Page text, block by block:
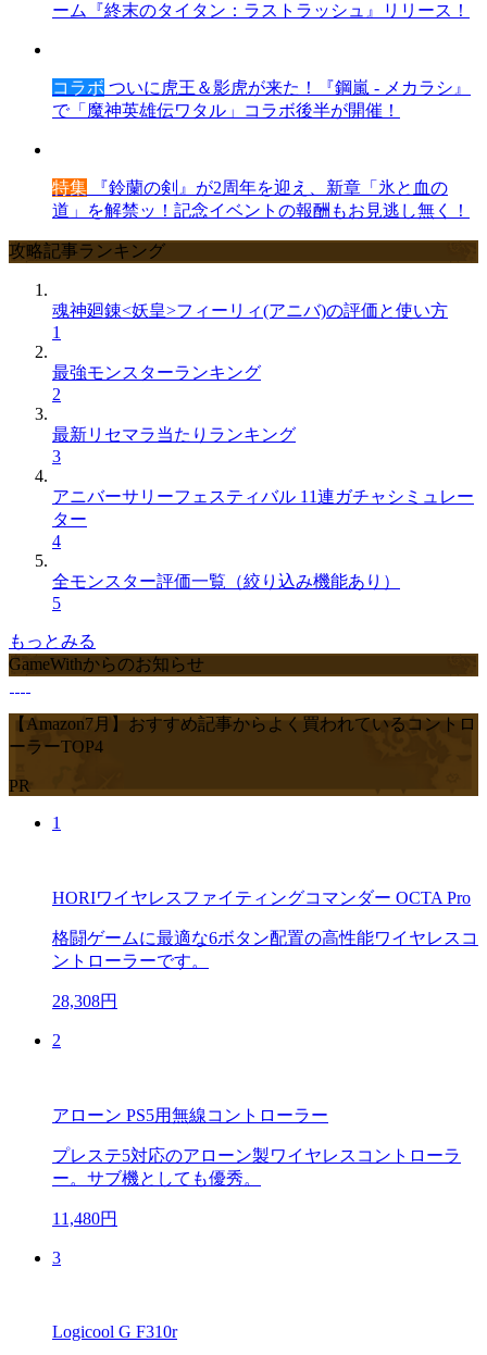
ーム『終末のタイタン：ラストラッシュ』リリース！
コラボ ついに虎王＆影虎が来た！『鋼嵐 - メカラシ』
で「魔神英雄伝ワタル」コラボ後半が開催！
特集 『鈴蘭の剣』が2周年を迎え、新章「氷と血の
道」を解禁ッ！記念イベントの報酬もお見逃し無く！
攻略記事ランキング
魂神廻錬<妖皇>フィーリィ(アニバ)の評価と使い方
1
最強モンスターランキング
2
最新リセマラ当たりランキング
3
アニバーサリーフェスティバル 11連ガチャシミュレー
ター
4
全モンスター評価一覧（絞り込み機能あり）
5
もっとみる
GameWithからのお知らせ
【Amazon7月】おすすめ記事からよく買われているコントロ
ーラーTOP4
PR
1
HORIワイヤレスファイティングコマンダー OCTA Pro
格闘ゲームに最適な6ボタン配置の高性能ワイヤレスコ
ントローラーです。
28,308円
2
アローン PS5用無線コントローラー
プレステ5対応のアローン製ワイヤレスコントローラ
ー。サブ機としても優秀。
11,480円
3
Logicool G F310r